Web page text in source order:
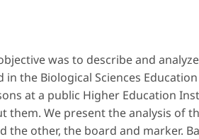
was to describe and
the Biological Sciences
at a public Higher Education
We present the analysis of
the other, the board and marker.